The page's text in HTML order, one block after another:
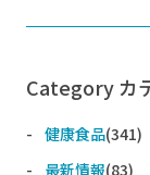
Category カ
健康食品(341)
最新情報(83)